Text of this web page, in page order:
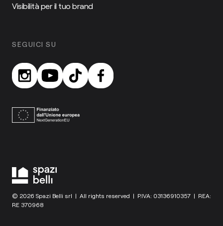
Visibilità per il tuo brand
SEGUICI SU
© 2026 Spazi Belli srl | All rights reserved | P.IVA: 03136910357 | REA:
RE 370968